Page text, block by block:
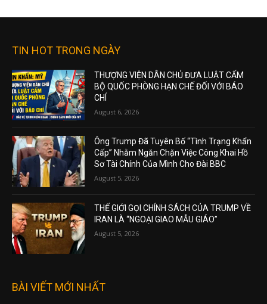
TIN HOT TRONG NGÀY
THƯỢNG VIỆN DÂN CHỦ ĐƯA LUẬT CẤM
BỘ QUỐC PHÒNG HẠN CHẾ ĐỐI VỚI BÁO
CHÍ
August 6, 2026
Ông Trump Đã Tuyên Bố “Tình Trạng Khẩn
Cấp” Nhằm Ngăn Chặn Việc Công Khai Hồ
Sơ Tài Chính Của Mình Cho Đài BBC
August 5, 2026
THẾ GIỚI GỌI CHÍNH SÁCH CỦA TRUMP VỀ
IRAN LÀ “NGOẠI GIAO MẪU GIÁO”
August 5, 2026
BÀI VIẾT MỚI NHẤT